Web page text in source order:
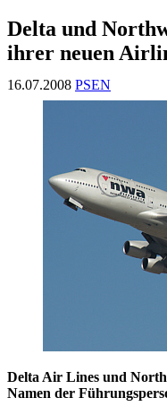
Delta und
ihrer neuen
16.07.2008 PSEN
Delta Air Lines und
Namen der